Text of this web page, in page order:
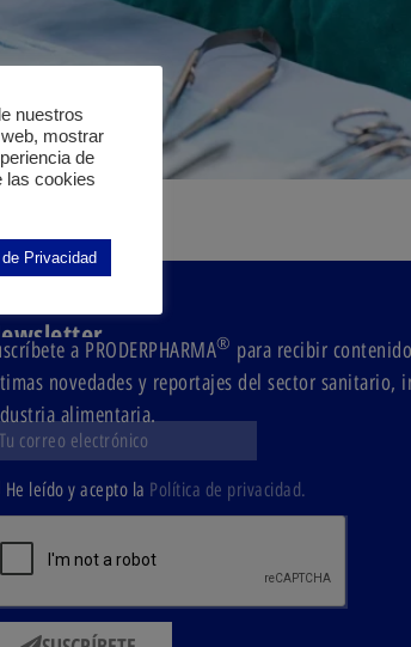
a PRODERPHARMA® para recibir
novedades y reportajes del sector sanitario,
alimentaria.
He leído y acepto la Política de privacidad.
nuestros
mostrar
de
las cookies
Privacidad